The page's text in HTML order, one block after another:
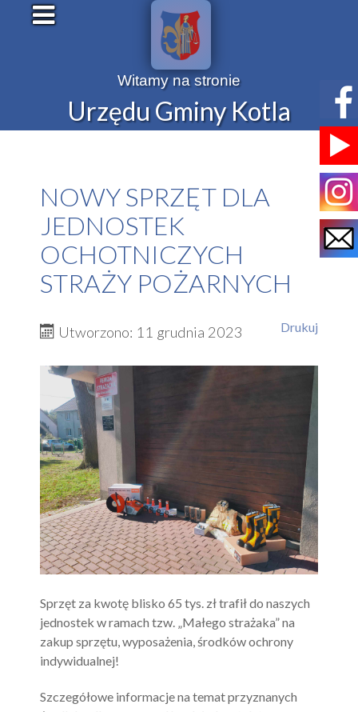
Witamy na stronie
Urzędu Gminy Kotla
NOWY SPRZĘT DLA
JEDNOSTEK
OCHOTNICZYCH
STRAŻY POŻARNYCH
Drukuj
Utworzono: 11 grudnia 2023
Sprzęt za kwotę blisko 65 tys. zł trafił do naszych
jednostek w ramach tzw. „Małego strażaka” na
zakup sprzętu, wyposażenia, środków ochrony
indywidualnej!
Szczegółowe informacje na temat przyznanych